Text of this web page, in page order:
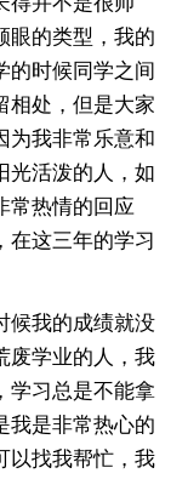
眼的类型，我的
的时候同学之间
相处，但是大家
为我非常乐意和
光活泼的人，如
常热情的回应
在这三年的学习
我的成绩就没
废学业的人，我
学习总是不能拿
我是非常热心的
以找我帮忙，我